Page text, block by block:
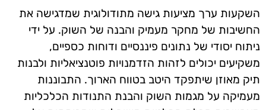
השקעות ערך מציעות גישה מתודולוגית שמדגישה את
החשיבות של מחקר מעמיק והבנה של השוק. על ידי
ניתוח יסודי של נתונים פיננסיים ודוחות כספיים,
משקיעים יכולים לזהות הזדמנויות פוטנציאליות ולבנות
תיק מאוזן שיתפקד היטב בטווח הארוך. התבוננות
מעמיקה על מגמות השוק והבנת התנודות הכלכליות